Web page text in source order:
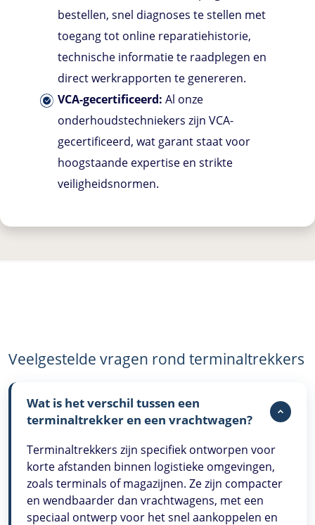
bestellen, snel diagnoses te stellen met
toegang tot online reparatiehistorie,
technische informatie te raadplegen en
direct werkrapporten te genereren.
VCA-gecertificeerd: Al onze
onderhoudstechniekers zijn VCA-
gecertificeerd, wat garant staat voor
hoogstaande expertise en strikte
veiligheidsnormen.
Veelgestelde vragen rond terminaltrekkers
Wat is het verschil tussen een
terminaltrekker en een vrachtwagen?
Terminaltrekkers zijn specifiek ontworpen voor
korte afstanden binnen logistieke omgevingen,
zoals terminals of magazijnen. Ze zijn compacter
en wendbaarder dan vrachtwagens, met een
speciaal ontwerp voor het snel aankoppelen en